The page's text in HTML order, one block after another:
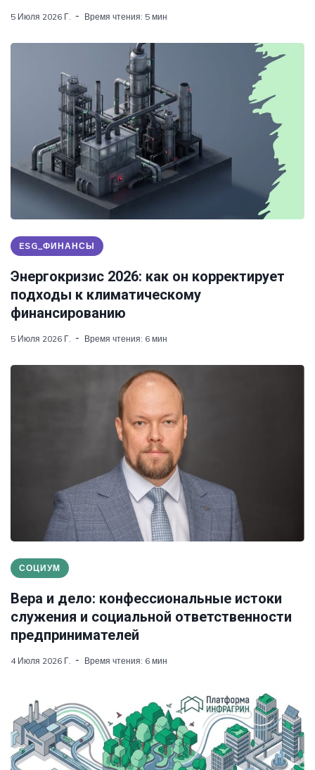
5 Июля 2026 Г. Время чтения: 5 мин
ESG_ФИНАНСЫ
Энергокризис 2026: как он корректирует
подходы к климатическому
финансированию
5 Июля 2026 Г. Время чтения: 6 мин
СОЦИУМ
Вера и дело: конфессиональные истоки
служения и социальной ответственности
предпринимателей
4 Июля 2026 Г. Время чтения: 6 мин